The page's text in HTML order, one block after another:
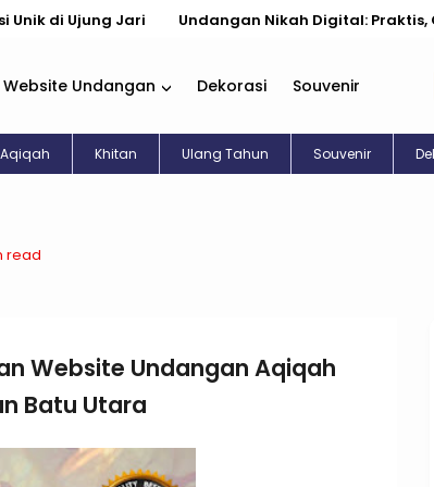
Jari Undangan Nikah Digital: Praktis, Cantik, &
Website Undangan Dekorasi Souvenir
Aqiqah Khitan Ulang Tahun Souvenir
read
Website Undangan Aqiqah
Batu Utara